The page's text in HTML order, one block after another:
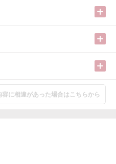
容に相違があった場合はこちらから